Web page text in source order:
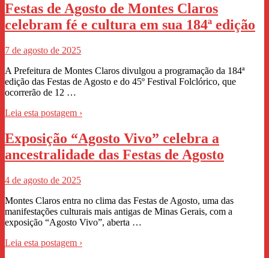
Festas de Agosto de Montes Claros
celebram fé e cultura em sua 184ª edição
7 de agosto de 2025
A Prefeitura de Montes Claros divulgou a programação da 184ª
edição das Festas de Agosto e do 45º Festival Folclórico, que
ocorrerão de 12 …
Leia esta postagem ›
Exposição “Agosto Vivo” celebra a
ancestralidade das Festas de Agosto
4 de agosto de 2025
Montes Claros entra no clima das Festas de Agosto, uma das
manifestações culturais mais antigas de Minas Gerais, com a
exposição “Agosto Vivo”, aberta …
Leia esta postagem ›